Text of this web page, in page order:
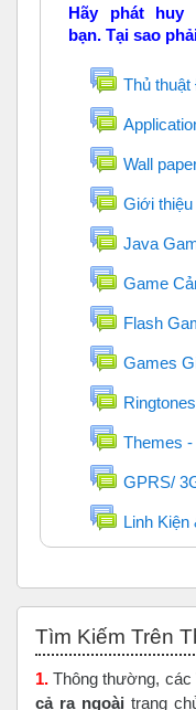
Hãy phát
bạn. Tại sao
Thủ
Wall
Giới
Java
Game
Flash
Games
Themes
GPRS/
Linh Kiện
Tìm Kiếm Trên
1. Thông thường, các
cả ra ngoài trang